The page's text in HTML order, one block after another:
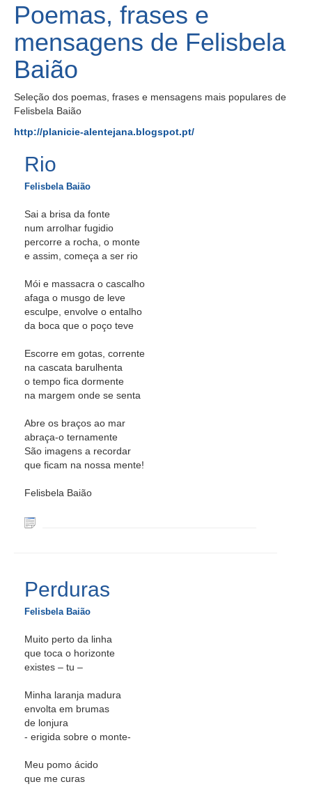
Poemas, frases e
mensagens de Felisbela
Baião
Seleção dos poemas, frases e mensagens mais populares de
Felisbela Baião
http://planicie-alentejana.blogspot.pt/
Rio
Felisbela Baião
Sai a brisa da fonte
num arrolhar fugidio
percorre a rocha, o monte
e assim, começa a ser rio
Mói e massacra o cascalho
afaga o musgo de leve
esculpe, envolve o entalho
da boca que o poço teve
Escorre em gotas, corrente
na cascata barulhenta
o tempo fica dormente
na margem onde se senta
Abre os braços ao mar
abraça-o ternamente
São imagens a recordar
que ficam na nossa mente!
Felisbela Baião
Perduras
Felisbela Baião
Muito perto da linha
que toca o horizonte
existes – tu –
Minha laranja madura
envolta em brumas
de lonjura
- erigida sobre o monte-
Meu pomo ácido
que me curas